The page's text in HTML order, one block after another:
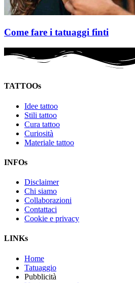
Come fare i tatuaggi finti
TATTOOs
Idee tattoo
Stili tattoo
Cura tattoo
Curiosità
Materiale tattoo
INFOs
Disclaimer
Chi siamo
Collaborazioni
Contattaci
Cookie e privacy
LINKs
Home
Tatuaggio
Pubblicità